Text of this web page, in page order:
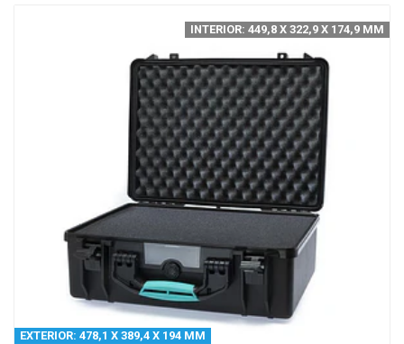
EXTERIOR: 478,1 X 389,4 X 194 MM
INTERIOR: 449,8 X 322,9 X 174,9 MM